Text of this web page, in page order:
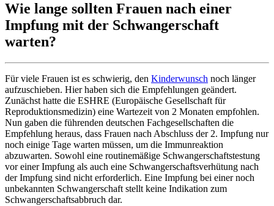
Wie lange sollten Frauen nach einer
Impfung mit der Schwangerschaft
warten?
Für viele Frauen ist es schwierig, den Kinderwunsch noch länger
aufzuschieben. Hier haben sich die Empfehlungen geändert.
Zunächst hatte die ESHRE (Europäische Gesellschaft für
Reproduktionsmedizin) eine Wartezeit von 2 Monaten empfohlen.
Nun gaben die führenden deutschen Fachgesellschaften die
Empfehlung heraus, dass Frauen nach Abschluss der 2. Impfung nur
noch einige Tage warten müssen, um die Immunreaktion
abzuwarten. Sowohl eine routinemäßige Schwangerschaftstestung
vor einer Impfung als auch eine Schwangerschaftsverhütung nach
der Impfung sind nicht erforderlich. Eine Impfung bei einer noch
unbekannten Schwangerschaft stellt keine Indikation zum
Schwangerschaftsabbruch dar.